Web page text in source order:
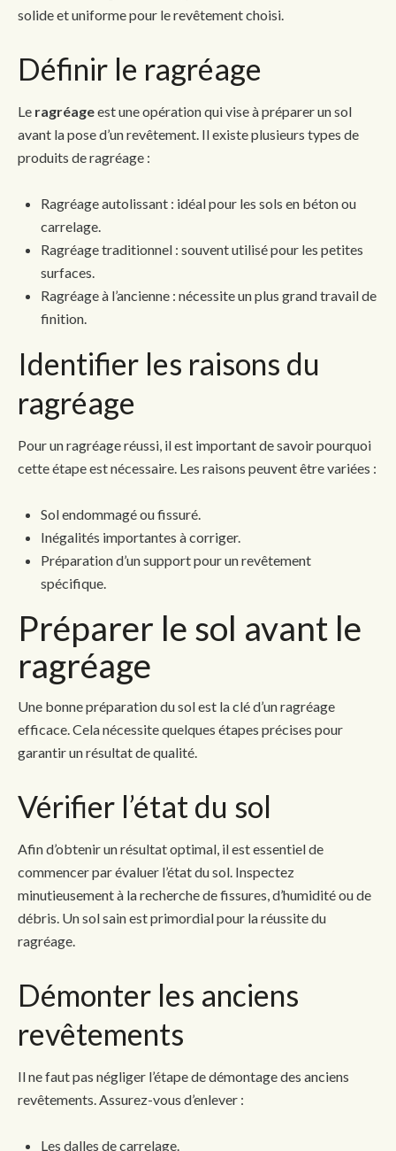
solide et uniforme pour le revêtement choisi.
Définir le ragréage
Le ragréageest une opération qui vise à préparer un sol
avant la pose d’un revêtement. Il existe plusieurs types de
produits de ragréage :
Ragréage autolissant : idéal pour les sols en béton ou
carrelage.
Ragréage traditionnel : souvent utilisé pour les petites
surfaces.
Ragréage à l’ancienne : nécessite un plus grand travail de
finition.
Identifier les raisons du
ragréage
Pour un ragréage réussi, il est important de savoir pourquoi
cette étape est nécessaire. Les raisons peuvent être variées :
Sol endommagé ou fissuré.
Inégalités importantes à corriger.
Préparation d’un support pour un revêtement
spécifique.
Préparer le sol avant le
ragréage
Une bonne préparation du sol est la clé d’un ragréage
efficace. Cela nécessite quelques étapes précises pour
garantir un résultat de qualité.
Vérifier l’état du sol
Afin d’obtenir un résultat optimal, il est essentiel de
commencer par évaluer l’état du sol. Inspectez
minutieusement à la recherche de fissures, d’humidité ou de
débris. Un sol sain est primordial pour la réussite du
ragréage.
Démonter les anciens
revêtements
Il ne faut pas négliger l’étape de démontage des anciens
revêtements. Assurez-vous d’enlever :
Les dalles de carrelage.